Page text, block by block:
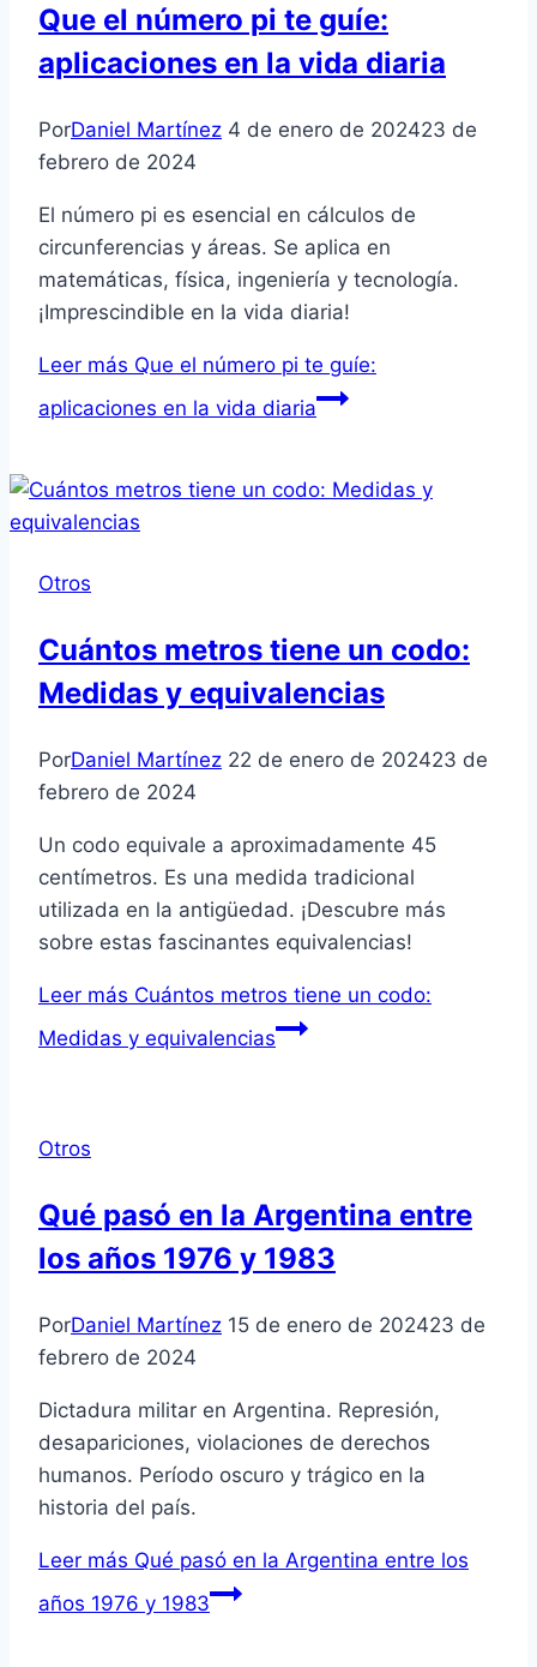
Que el número pi te guíe:
aplicaciones en la vida diaria
PorDaniel Martínez 4 de enero de 202423 de
febrero de 2024
El número pi es esencial en cálculos de
circunferencias y áreas. Se aplica en
matemáticas, física, ingeniería y tecnología.
¡Imprescindible en la vida diaria!
Leer más Que el número pi te guíe:
aplicaciones en la vida diaria
Otros
Cuántos metros tiene un codo:
Medidas y equivalencias
PorDaniel Martínez 22 de enero de 202423 de
febrero de 2024
Un codo equivale a aproximadamente 45
centímetros. Es una medida tradicional
utilizada en la antigüedad. ¡Descubre más
sobre estas fascinantes equivalencias!
Leer más Cuántos metros tiene un codo:
Medidas y equivalencias
Otros
Qué pasó en la Argentina entre
los años 1976 y 1983
PorDaniel Martínez 15 de enero de 202423 de
febrero de 2024
Dictadura militar en Argentina. Represión,
desapariciones, violaciones de derechos
humanos. Período oscuro y trágico en la
historia del país.
Leer más Qué pasó en la Argentina entre los
años 1976 y 1983